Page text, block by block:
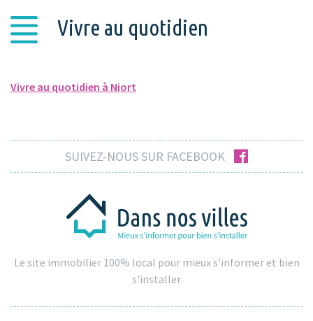
Vivre au quotidien
Vivre au quotidien à Niort
SUIVEZ-NOUS SUR FACEBOOK facebook
Le site immobilier 100% local pour mieux s'informer et bien
s'installer